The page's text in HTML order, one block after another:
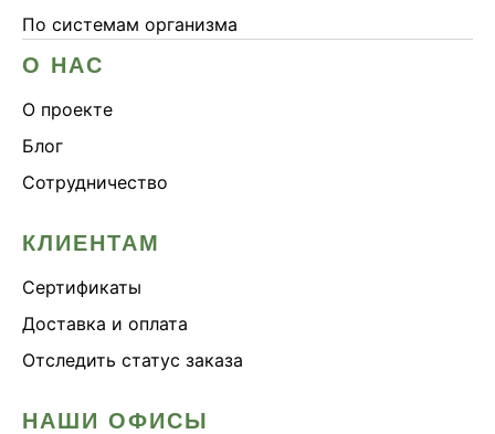
По системам организма
О НАС
О проекте
Блог
Сотрудничество
КЛИЕНТАМ
Сертификаты
Доставка и оплата
Отследить статус заказа
НАШИ ОФИСЫ